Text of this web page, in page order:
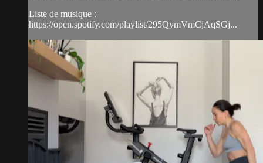
Liste de musique :
https://open.spotify.com/playlist/295QymVmCjAqSGj...